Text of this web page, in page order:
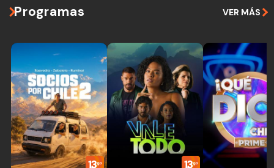
Programas VER MÁS